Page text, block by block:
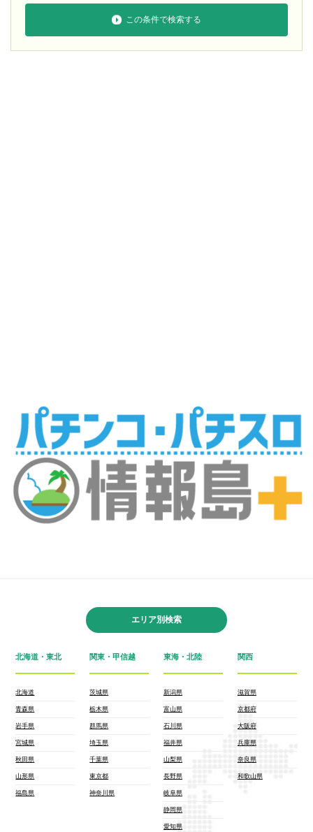
この条件で検索する
エリア別検索
北海道・東北
北海道
青森県
岩手県
宮城県
秋田県
山形県
福島県
関東・甲信越
茨城県
栃木県
群馬県
埼玉県
千葉県
東京都
神奈川県
東海・北陸
新潟県
富山県
石川県
福井県
山梨県
長野県
岐阜県
静岡県
愛知県
関西
滋賀県
京都府
大阪府
兵庫県
奈良県
和歌山県